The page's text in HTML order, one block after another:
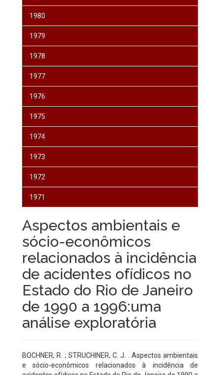
1980
1979
1978
1977
1976
1975
1974
1973
1972
1971
Aspectos ambientais e
sócio-econômicos
relacionados à incidência
de acidentes ofídicos no
Estado do Rio de Janeiro
de 1990 a 1996:uma
análise exploratória
BOCHNER, R. ; STRUCHINER, C. J. . Aspectos ambientais
e sócio-econômicos relacionados à incidência de